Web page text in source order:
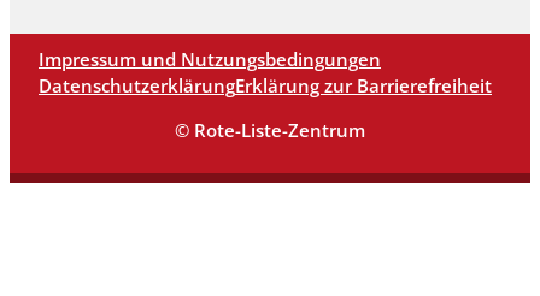
Impressum und Nutzungsbedingungen
DatenschutzerklärungErklärung zur Barrierefreiheit
© Rote-Liste-Zentrum